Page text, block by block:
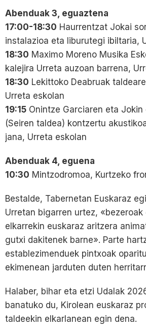
Abenduak 3, eguaztena
17:00-18:30 Haurrentzat Jokai
instalazioa eta liburutegi ibiltaria,
18:30 Maximo Moreno Musika
kalejira Urreta auzoan barrena,
18:30 Lekittoko Deabruak
Urreta eskolan
19:15 Onintze Garciaren eta Jokin
(Seiren taldea) kontzertu
jana, Urreta eskolan
Abenduak 4, eguena
10:30 Mintzodromoa, Kurtzeko
Bestalde, Tabernetan Euskaraz
Urretan bigarren urtez,
elkarrekin euskaraz aritzera
gutxi dakitenek barne». Parte
establezimenduek pintxoak
ekimenean jarduten duten
Halaber, bihar eta etzi Udalak
banatuko du, Kirolean euskaraz
taldeekin elkarlanean egin dena.